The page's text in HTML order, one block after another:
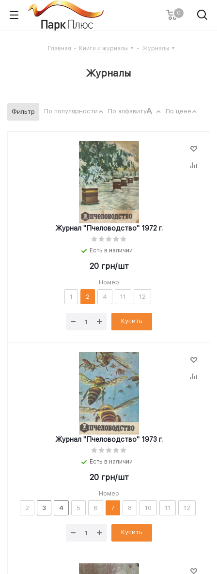
0
Главная - Книги и журналы - Журналы
Журналы
Фильтр По популярности По алфавиту По цене
Журнал "Пчеловодство" 1972 г.
Есть в наличии
20грн/шт
Номер
1 2 4 11 12
Купить
Журнал "Пчеловодство" 1973 г.
Есть в наличии
20грн/шт
Номер
2 3 4 5 6 7 8 10 11 12
Купить